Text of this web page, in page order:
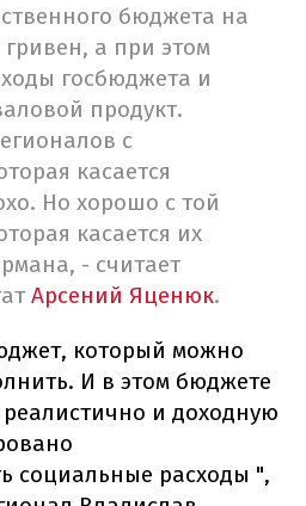
бюджета на
а при этом
госбюджета и
продукт.
с
касается
Но хорошо с той
касается их
- считает
Арсений Яценюк.
который можно
И в этом бюджете
и доходную
социальные расходы ",